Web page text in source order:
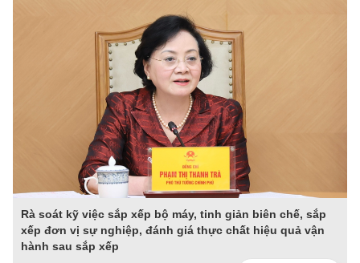
Rà soát kỹ việc sắp xếp bộ máy, tinh giản biên chế, sắp
xếp đơn vị sự nghiệp, đánh giá thực chất hiệu quả vận
hành sau sắp xếp